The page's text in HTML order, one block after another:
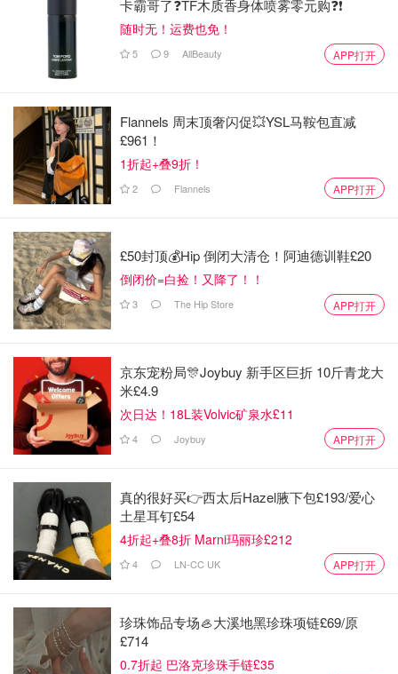
卡霸哥了❓TF木质香身体喷雾零元购❓❗
随时无！运费也免！
5 9 AllBeauty APP打开
Flannels 周末顶奢闪促💥YSL马鞍包直减
£961！
1折起+叠9折！
2 Flannels APP打开
£50封顶💰Hip 倒闭大清仓！阿迪德训鞋£20
倒闭价=白捡！又降了！！
3 The Hip Store APP打开
京东宠粉局🎊Joybuy 新手区巨折 10斤青龙大
米£4.9
次日达！18L装Volvic矿泉水£11
4 Joybuy APP打开
真的很好买👉西太后Hazel腋下包£193/爱心
土星耳钉£54
4折起+叠8折 Marni玛丽珍£212
4 LN-CC UK APP打开
珍珠饰品专场🦪大溪地黑珍珠项链£69/原
£714
0.7折起 巴洛克珍珠手链£35